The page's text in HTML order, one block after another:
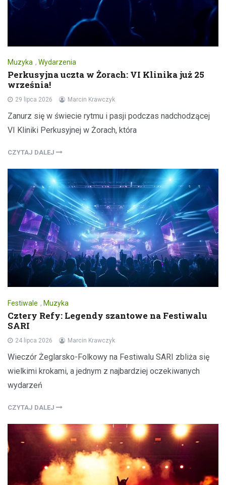
Muzyka , Wydarzenia
Perkusyjna uczta w Żorach: VI Klinika już 25
września!
29 lipca 2026 Marcin Krawczyk
Zanurz się w świecie rytmu i pasji podczas nadchodzącej
VI Kliniki Perkusyjnej w Żorach, która
CZYTAJ DALEJ
Festiwale , Muzyka
Cztery Refy: Legendy szantowe na Festiwalu
SARI
24 lipca 2026 Marcin Krawczyk
Wieczór Żeglarsko-Folkowy na Festiwalu SARI zbliża się
wielkimi krokami, a jednym z najbardziej oczekiwanych
wydarzeń
CZYTAJ DALEJ